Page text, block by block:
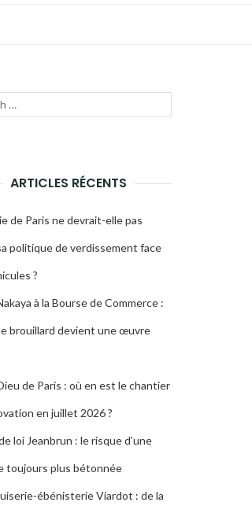
ARTICLES RÉCENTS
de Paris ne devrait-elle pas
politique de verdissement face
?
à la Bourse de Commerce :
brouillard devient une œuvre
de Paris : où en est le chantier
en juillet 2026 ?
loi Jeanbrun : le risque d’une
toujours plus bétonnée
ébénisterie Viardot : de la